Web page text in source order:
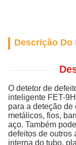
Descrição Do
O detetor de
inteligente FET-
para a deteção
metálicos, fios,
aço. Também
defeitos de outros
interna do tubo,